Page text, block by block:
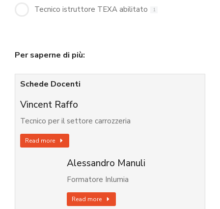
Tecnico istruttore TEXA abilitato 1
Per saperne di più:
Schede Docenti
Vincent Raffo
Tecnico per il settore carrozzeria
Read more
Alessandro Manuli
Formatore Inlumia
Read more